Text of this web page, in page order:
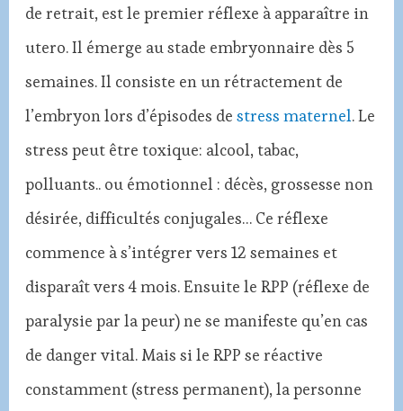
de retrait, est le premier réflexe à apparaître in
utero. Il émerge au stade embryonnaire dès 5
semaines. Il consiste en un rétractement de
l’embryon lors d’épisodes de stress maternel. Le
stress peut être toxique: alcool, tabac,
polluants.. ou émotionnel : décès, grossesse non
désirée, difficultés conjugales… Ce réflexe
commence à s’intégrer vers 12 semaines et
disparaît vers 4 mois. Ensuite le RPP (réflexe de
paralysie par la peur) ne se manifeste qu’en cas
de danger vital. Mais si le RPP se réactive
constamment (stress permanent), la personne